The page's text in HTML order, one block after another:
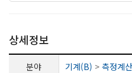
상세정보
분야 기계(B) > 측정계